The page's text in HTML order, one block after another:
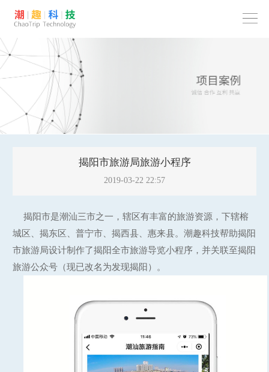
揭阳市旅游局旅游小程序
2019-03-22 22:57
揭阳市是潮汕三市之一，辖区有丰富的旅游资源，下辖榕
城区、揭东区、普宁市、揭西县、惠来县。潮趣科技帮助揭阳
市旅游局设计制作了揭阳全市旅游导览小程序，并关联至揭阳
旅游公众号（现已改名为发现揭阳）。